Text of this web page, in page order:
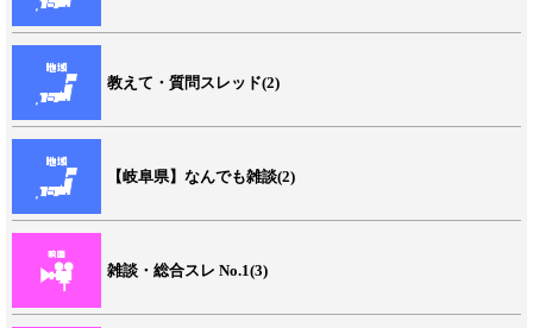
教えて・質問スレッド(2)
【岐阜県】なんでも雑談(2)
雑談・総合スレ No.1(3)